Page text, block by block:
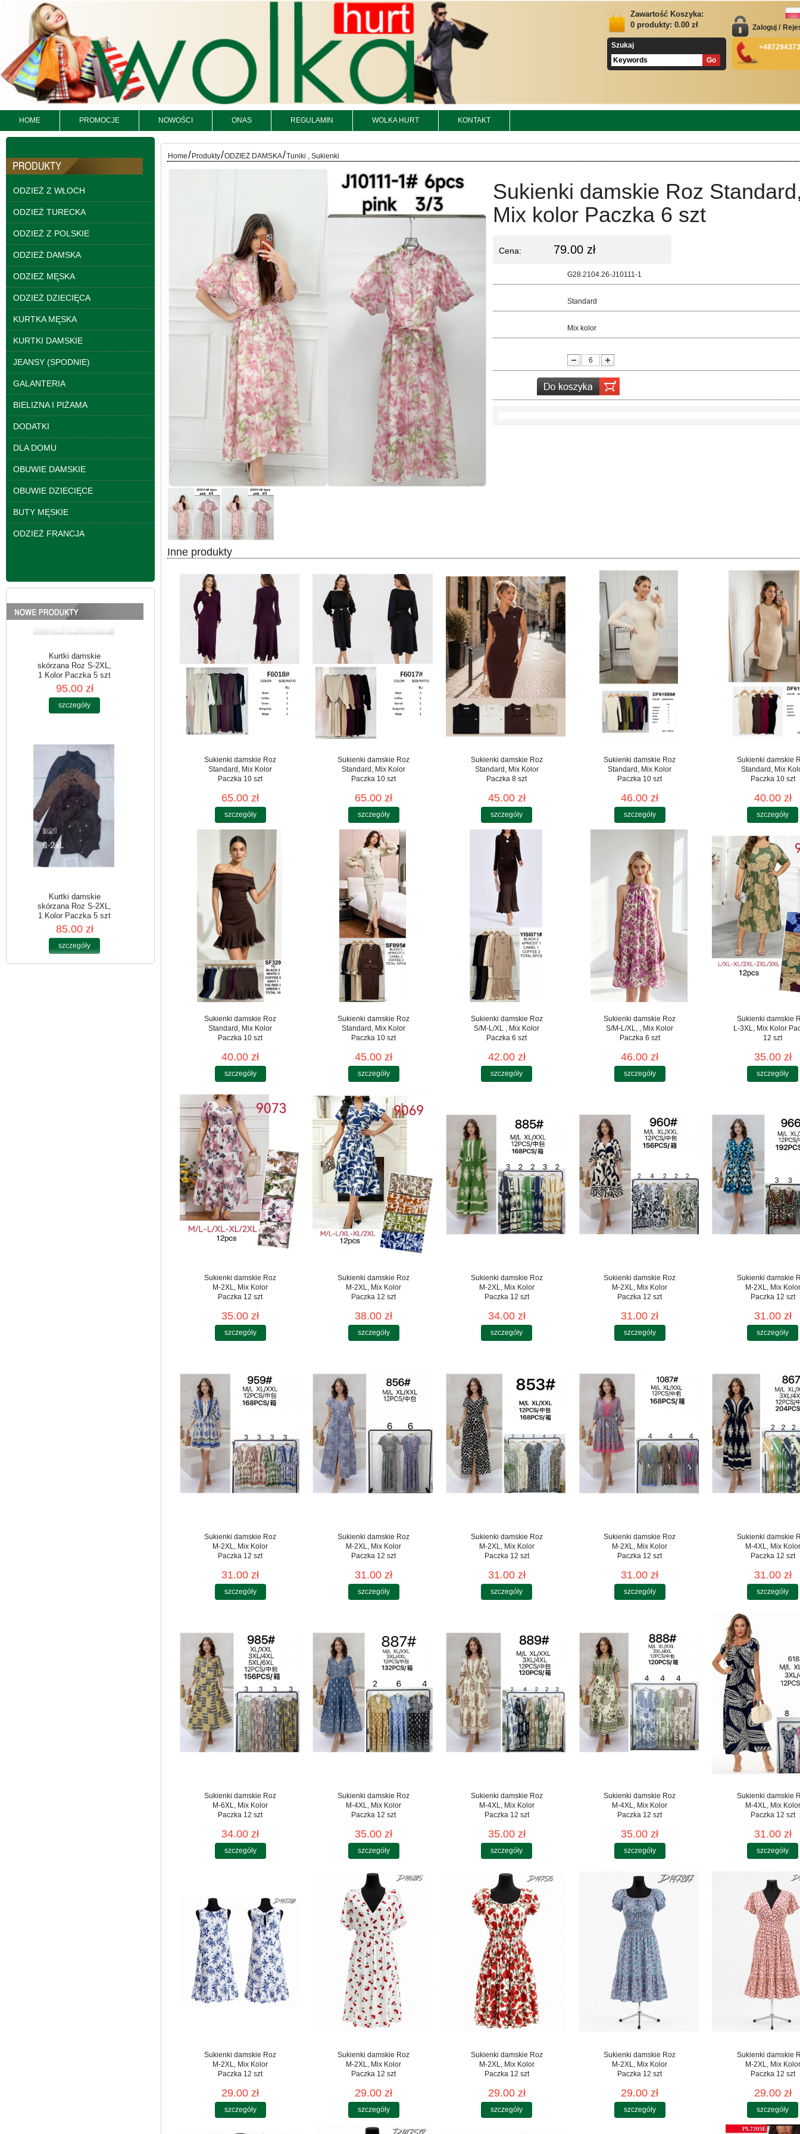
Zawartość Koszyka:
0 produkty: 0.00 zł
Szukaj
Zaloguj /
HOME PROMOCJE NOWOŚCI ONAS REGULAMIN WOLKA HURT KONTAKT
ODZIEŻ Z WŁOCH
ODZIEŻ TURECKA
ODZIEŻ Z POLSKIE
ODZIEŻ DAMSKA
ODZIEŻ MĘSKA
ODZIEŻ DZIECIĘCA
KURTKA MĘSKA
KURTKI DAMSKIE
JEANSY (SPODNIE)
GALANTERIA
BIELIZNA I PIŻAMA
DODATKI
DLA DOMU
OBUWIE DAMSKIE
OBUWIE DZIECIĘCE
BUTY MĘSKIE
ODZIEŻ FRANCJA
95.00 zł
szczegóły
Kurtki damskie
skórzana Roz S-XL, 1
Kolor Paczka 5 szt
95.00 zł
szczegóły
Kurtki damskie
skórzana Roz S-XL, 1
95.00 zł
Kurtki damskie
skórzana Roz S-2XL,
szczegóły
Kurtki damskie
skórzana Roz S-2XL,
Home/ Produkty/ODZIEŻ DAMSKA/Tuniki , Sukienki
Sukienki damskie Roz
Mix kolor Paczka 6 szt
Cena: 79.00 zł
G28.2104.26-J10111-1
Standard
Mix kolor
Inne produkty
Sukienki damskie Roz
Standard, Mix Kolor
Paczka 10 szt
65.00 zł
szczegóły
Sukienki damskie Roz
Standard, Mix Kolor
Paczka 10 szt
65.00 zł
szczegóły
Sukienki damskie Roz
Standard, Mix Kolor
Paczka 8 szt
45.00 zł
szczegóły
Sukienki damskie Roz
Standard, Mix Kolor
Paczka 10 szt
46.00 zł
szczegóły
Sukienki damskie
Standard, Mix
Paczka 10 szt
40.00 zł
szczegóły
Sukienki damskie Roz
Standard, Mix Kolor
Paczka 10 szt
40.00 zł
szczegóły
Sukienki damskie Roz
Standard, Mix Kolor
Paczka 10 szt
45.00 zł
szczegóły
Sukienki damskie Roz
S/M-L/XL , Mix Kolor
Paczka 6 szt
42.00 zł
szczegóły
Sukienki damskie Roz
S/M-L/XL, , Mix Kolor
Paczka 6 szt
46.00 zł
szczegóły
Sukienki damskie
L-3XL, Mix Kolor
12 szt
35.00 zł
szczegóły
Sukienki damskie Roz
M-2XL, Mix Kolor
Paczka 12 szt
35.00 zł
szczegóły
Sukienki damskie Roz
M-2XL, Mix Kolor
Paczka 12 szt
38.00 zł
szczegóły
Sukienki damskie Roz
M-2XL, Mix Kolor
Paczka 12 szt
34.00 zł
szczegóły
Sukienki damskie Roz
M-2XL, Mix Kolor
Paczka 12 szt
31.00 zł
szczegóły
Sukienki damskie
M-2XL, Mix Kolor
Paczka 12 szt
31.00 zł
szczegóły
Sukienki damskie Roz
M-2XL, Mix Kolor
Paczka 12 szt
31.00 zł
szczegóły
Sukienki damskie Roz
M-2XL, Mix Kolor
Paczka 12 szt
31.00 zł
szczegóły
Sukienki damskie Roz
M-2XL, Mix Kolor
Paczka 12 szt
31.00 zł
szczegóły
Sukienki damskie Roz
M-2XL, Mix Kolor
Paczka 12 szt
31.00 zł
szczegóły
Sukienki damskie
M-4XL, Mix Kolor
Paczka 12 szt
31.00 zł
szczegóły
Sukienki damskie Roz
M-6XL, Mix Kolor
Paczka 12 szt
34.00 zł
szczegóły
Sukienki damskie Roz
M-4XL, Mix Kolor
Paczka 12 szt
35.00 zł
szczegóły
Sukienki damskie Roz
M-4XL, Mix Kolor
Paczka 12 szt
35.00 zł
szczegóły
Sukienki damskie Roz
M-4XL, Mix Kolor
Paczka 12 szt
35.00 zł
szczegóły
Sukienki damskie
M-4XL, Mix Kolor
Paczka 12 szt
31.00 zł
szczegóły
Sukienki damskie Roz
M-2XL, Mix Kolor
Paczka 12 szt
29.00 zł
szczegóły
Sukienki damskie Roz
M-2XL, Mix Kolor
Paczka 12 szt
29.00 zł
szczegóły
Sukienki damskie Roz
M-2XL, Mix Kolor
Paczka 12 szt
29.00 zł
szczegóły
Sukienki damskie Roz
M-2XL, Mix Kolor
Paczka 12 szt
29.00 zł
szczegóły
Sukienki damskie
M-2XL, Mix Kolor
Paczka 12 szt
29.00 zł
szczegóły